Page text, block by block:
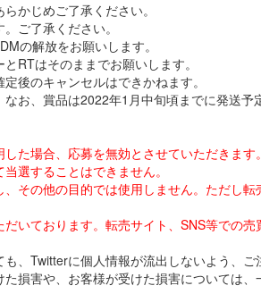
かじめご了承ください。
ご了承ください。
の解放をお願いします。
RTはそのままでお願いします。
後のキャンセルはできかねます。
お、賞品は2022年1月中旬頃までに発送予
た場合、応募を無効とさせていただきます。
選することはできません。
その他の目的では使用しません。ただし
いております。転売サイト、SNS等での
、Twitterに個人情報が流出しないよう、ご
損害や、お客様が受けた損害については、